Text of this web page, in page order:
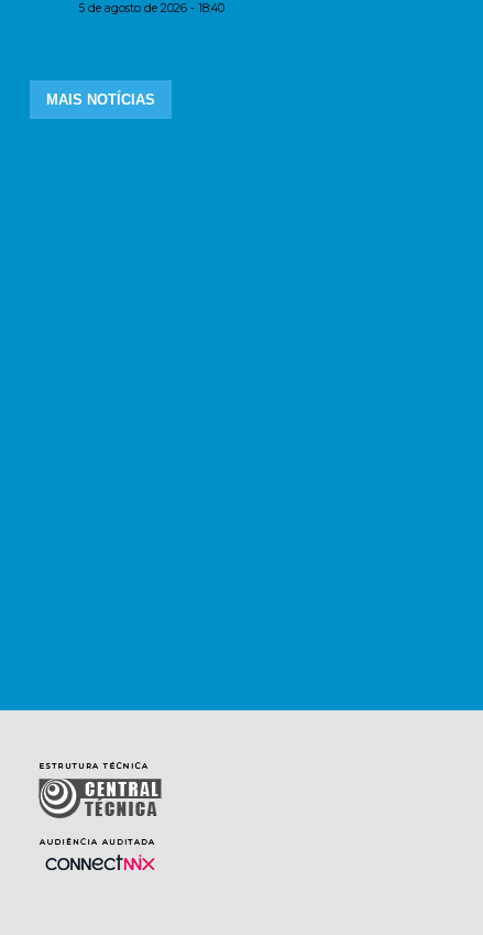
5 de agosto de 2026 - 18:40
MAIS NOTÍCIAS